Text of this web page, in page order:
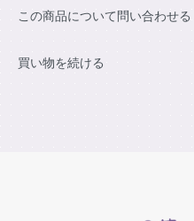
この商品について問い合わせる
買い物を続ける